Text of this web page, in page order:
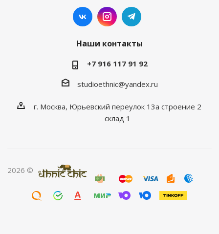
Наши контакты
+7 916 117 91 92
studioethnic@yandex.ru
г. Москва, Юрьевский переулок 13а строение 2
склад 1
2026 ©